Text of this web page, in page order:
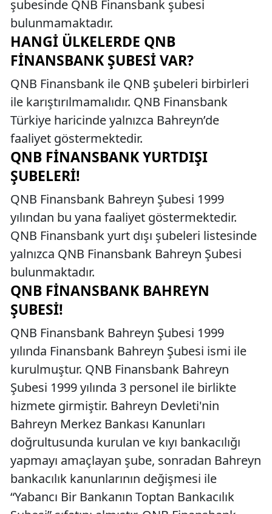
şubesinde QNB Finansbank şubesi
bulunmamaktadır.
HANGI ÜLKELERDE QNB
FINANSBANK ŞUBESI VAR?
QNB Finansbank ile QNB şubeleri birbirleri
ile karıştırılmamalıdır. QNB Finansbank
Türkiye haricinde yalnızca Bahreyn’de
faaliyet göstermektedir.
QNB FINANSBANK YURTDIŞI
ŞUBELERI!
QNB Finansbank Bahreyn Şubesi 1999
yılından bu yana faaliyet göstermektedir.
QNB Finansbank yurt dışı şubeleri listesinde
yalnızca QNB Finansbank Bahreyn Şubesi
bulunmaktadır.
QNB FINANSBANK BAHREYN
ŞUBESI!
QNB Finansbank Bahreyn Şubesi 1999
yılında Finansbank Bahreyn Şubesi ismi ile
kurulmuştur. QNB Finansbank Bahreyn
Şubesi 1999 yılında 3 personel ile birlikte
hizmete girmiştir. Bahreyn Devleti'nin
Bahreyn Merkez Bankası Kanunları
doğrultusunda kurulan ve kıyı bankacılığı
yapmayı amaçlayan şube, sonradan Bahreyn
bankacılık kanunlarının değişmesi ile
“Yabancı Bir Bankanın Toptan Bankacılık